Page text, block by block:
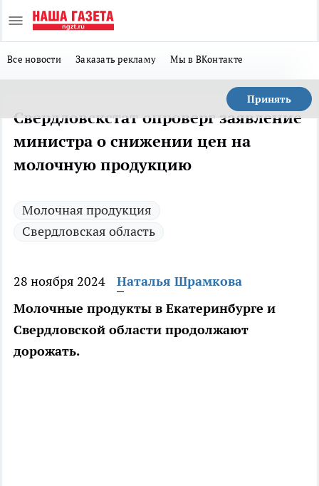
Все новости Заказать рекламу Мы в ВКонтакте
Принять
Свердловскстат опроверг заявление
министра о снижении цен на
молочную продукцию
Молочная продукция
Свердловская область
28 ноября 2024
Наталья Шрамкова
Молочные продукты в Екатеринбурге и
Свердловской области продолжают
дорожать.